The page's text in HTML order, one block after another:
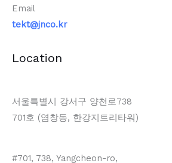
Email
tekt@jnco.kr
Location
서울특별시 강서구 양천로738
701호 (염창동, 한강지트리타워)
#701, 738, Yangcheon-ro,